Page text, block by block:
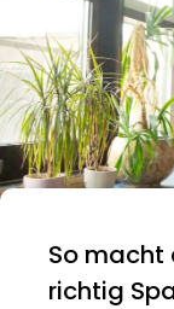
So macht
richtig